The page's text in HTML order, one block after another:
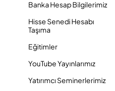
Banka Hesap Bilgilerimiz
Hisse Senedi Hesabı
Taşıma
Eğitimler
YouTube Yayınlarımız
Yatırımcı Seminerlerimiz